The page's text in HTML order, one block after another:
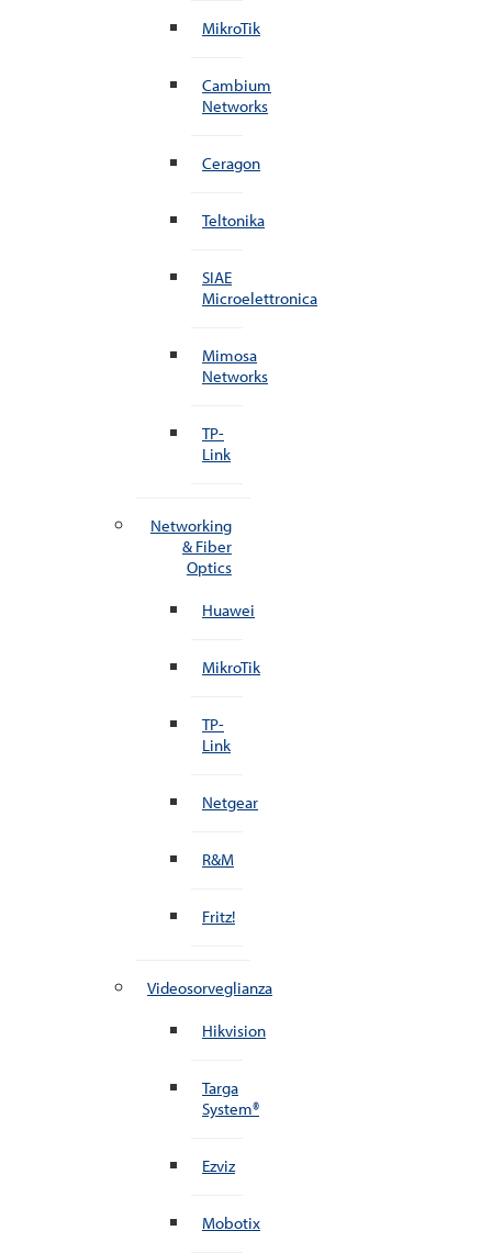
MikroTik
Cambium
Networks
Ceragon
Teltonika
SIAE
Microelettronica
Mimosa
Networks
TP-
Link
Networking
& Fiber
Optics
Huawei
MikroTik
TP-
Link
Netgear
R&M
Fritz!
Videosorveglianza
Hikvision
Targa
System®
Ezviz
Mobotix